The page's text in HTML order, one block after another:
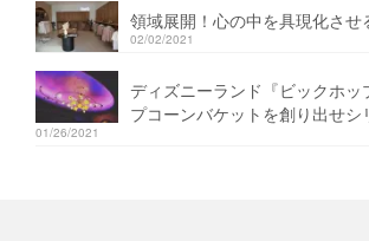
領域展開！心の中を具現化させ
02/02/2021
ディズニーランド『ビックホッ
プコーンバケットを創り出せシ
01/26/2021